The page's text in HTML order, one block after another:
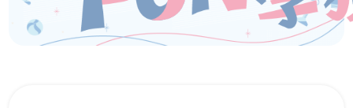
教育部召開115年特殊教育行政支持網絡會議－聚焦AI及
融合教育推動
關懷少年偏差行為．守護校園安寧 「2026青少年藥物濫
用預防與犯罪防治國際研討會」
響應CRPD 教育部辦理「超人再起」紀錄片賞析
CONTENTS目錄